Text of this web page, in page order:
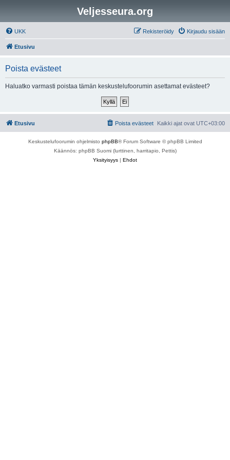
Veljesseura.org
UKK Kirjaudu sisään
Rekisteröidy
Etusivu
Poista evästeet
Haluatko varmasti poistaa tämän keskustelufoorumin asettamat evästeet?
Etusivu Kaikki ajat ovat UTC+03:00
Poista evästeet
Keskustelufoorumin ohjelmisto phpBB® Forum Software © phpBB Limited
Käännös: phpBB Suomi (lurttinen, harritapio, Pettis)
Yksityisyys | Ehdot